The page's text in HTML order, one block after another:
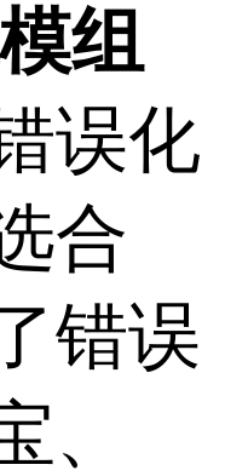
组
误化
合
错误
、